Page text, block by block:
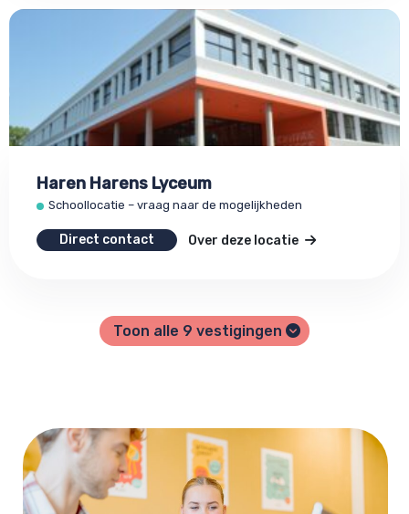
Haren Harens Lyceum
Schoollocatie – vraag naar de mogelijkheden
Direct contact Over deze locatie
Toon alle 9 vestigingen